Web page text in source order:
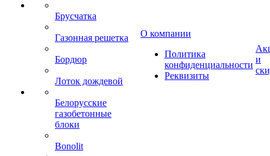
Брусчатка
Газонная решетка
Бордюр
Лоток дождевой
Белорусские
газобетонные
блоки
Bonolit
О компании
Политика
конфиденциальности
Реквизиты
и